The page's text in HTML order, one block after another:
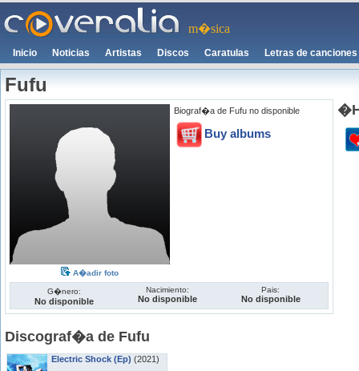
m�sica
Inicio Noticias Artistas Discos Caratulas Letras de canciones
Fufu
A�adir foto
Biograf�a de Fufu no disponible
Buy albums
G�nero:
No disponible
Nacimiento:
No disponible
Pais:
No disponible
Discograf�a de Fufu
Electric Shock (Ep) (2021)